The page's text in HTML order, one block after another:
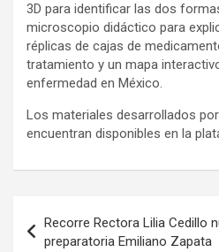
3D para identificar las dos
microscopio didáctico para
réplicas de cajas de
tratamiento y un mapa
enfermedad en México.
Los materiales desarrollados
encuentran disponibles en la
de
Recorre Rectora Lilia Cedillo
preparatoria Emiliano Zapata